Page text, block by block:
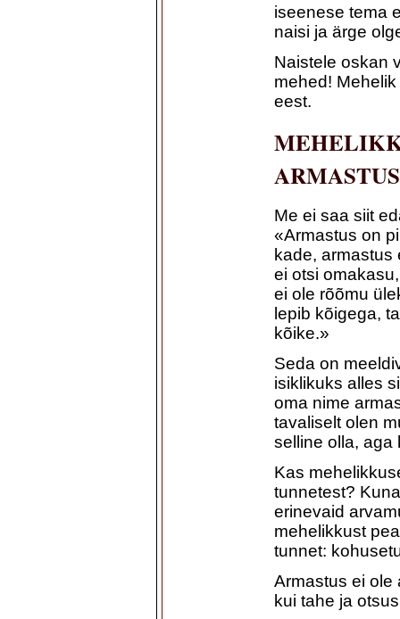
iseenese tema
naisi ja ärge
Naistele oskan
mehed!
eest.
Me ei saa siit
«Armastus on
kade, armastus
ei otsi
ei ole rõõmu
lepib kõigega,
kõike.»
Seda on
isiklikuks alles
oma nime
tavaliselt olen
selline olla, aga
Kas
tunnetest?
erinevaid
mehelikkust
tunnet:
Armastus ei ole
kui tahe ja